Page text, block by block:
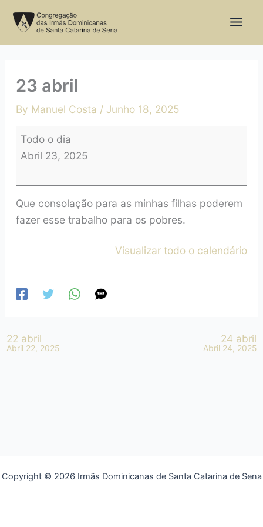
23 abril
By Manuel Costa / Junho 18, 2025
abril
Todo o dia
Abril 23, 2025
Que consolação para as minhas filhas poderem
fazer esse trabalho para os pobres.
Visualizar todo o calendário
22 abril
Abril 22, 2025
24 abril
Abril 24, 2025
Copyright © 2026 Irmãs Dominicanas de Santa Catarina de Sena